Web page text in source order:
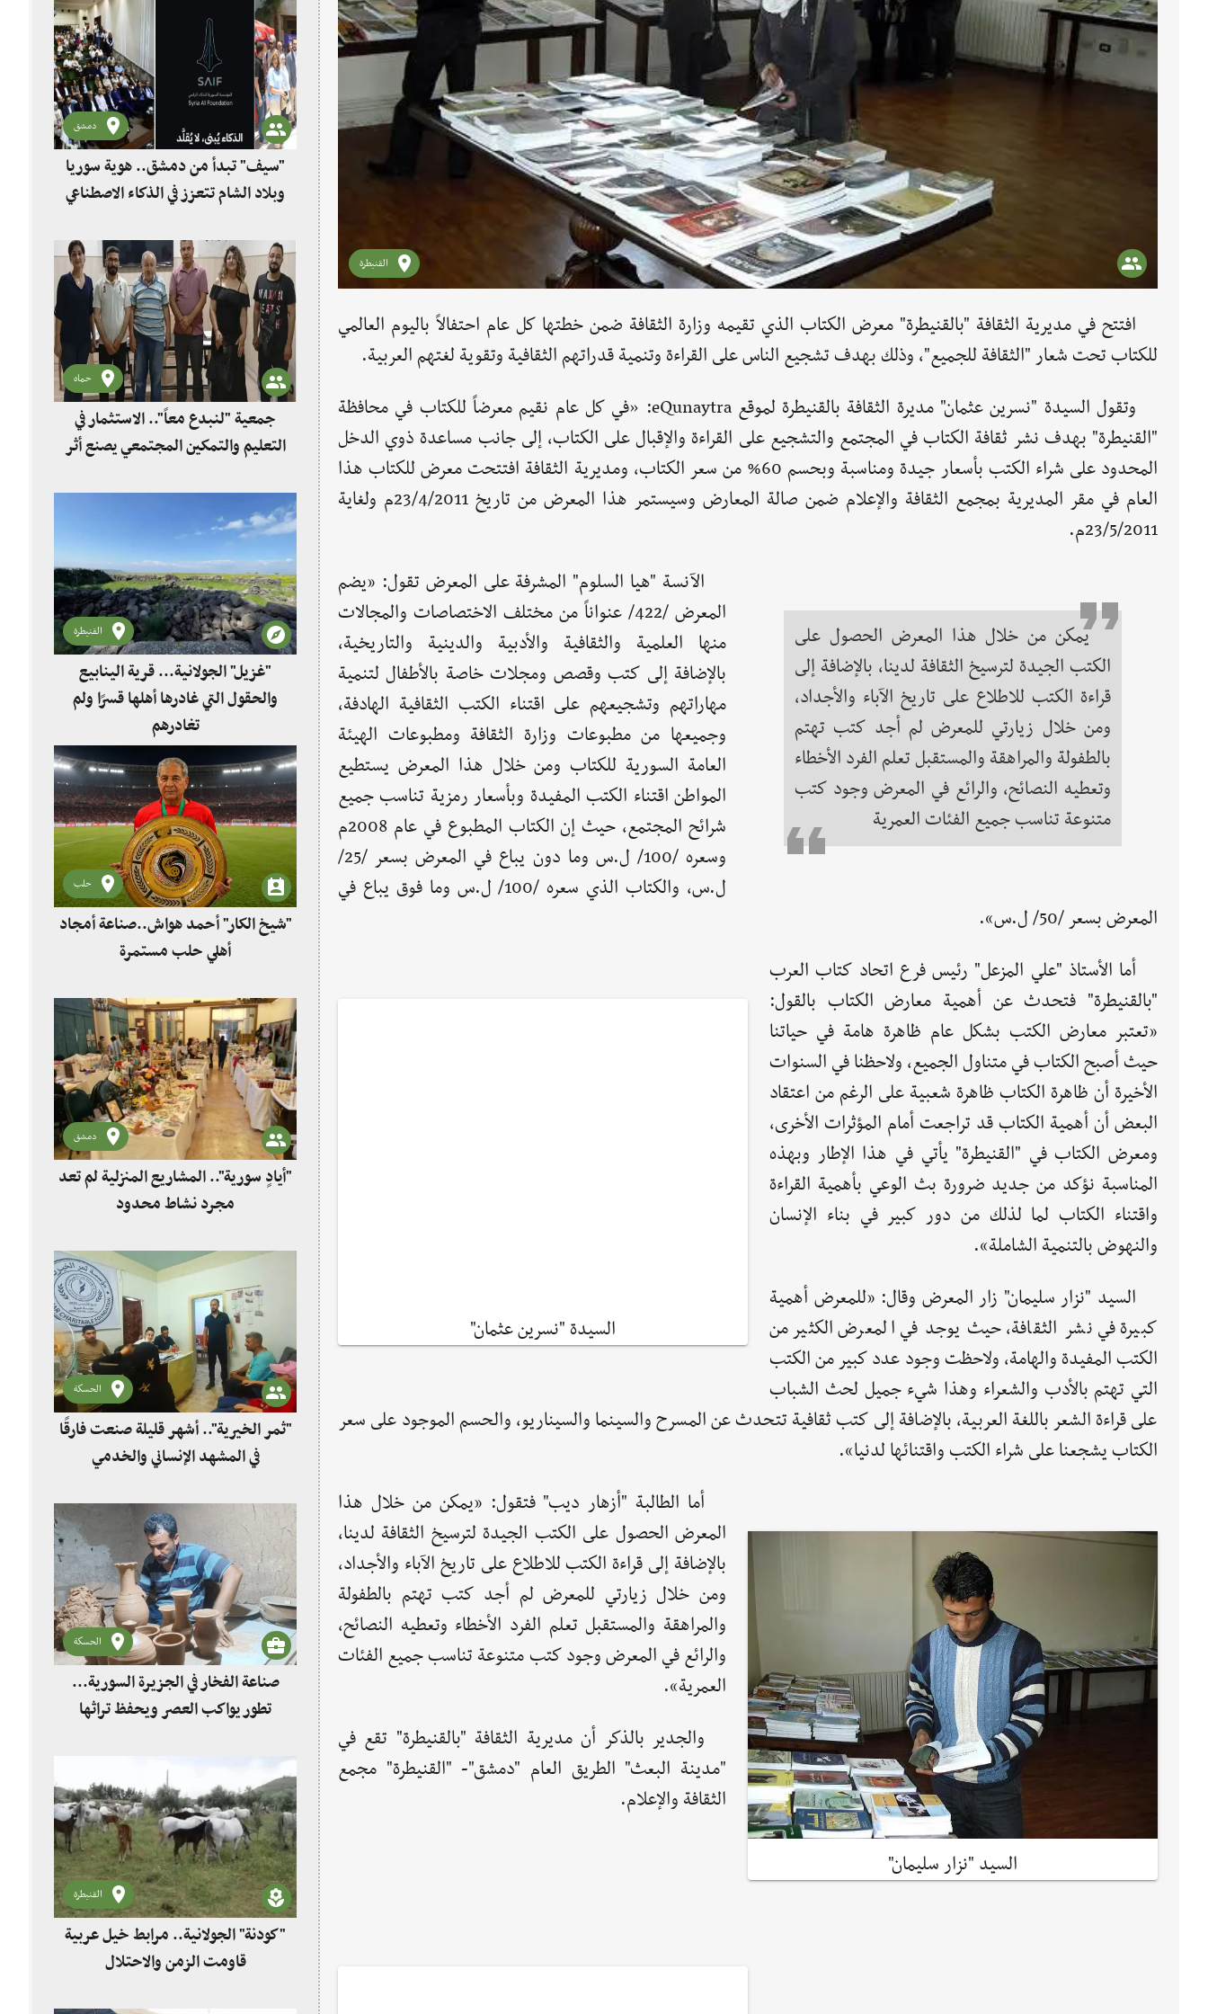
القنيطرة
افتتح في مديرية الثقافة "بالقنيطرة" معرض الكتاب الذي تقيمه وزارة الثقافة ضمن خطتها كل عام احتفالاً باليوم العالمي
للكتاب تحت شعار "الثقافة للجميع"، وذلك بهدف تشجيع الناس على القراءة وتنمية قدراتهم الثقافية وتقوية لغتهم العربية.
وتقول السيدة "نسرين عثمان" مديرة الثقافة بالقنيطرة لموقع eQunaytra: «في كل عام نقيم معرضاً للكتاب في محافظة
"القنيطرة" بهدف نشر ثقافة الكتاب في المجتمع والتشجيع على القراءة والإقبال على الكتاب، إلى جانب مساعدة ذوي الدخل
المحدود على شراء الكتب بأسعار جيدة ومناسبة وبحسم 60% من سعر الكتاب، ومديرية الثقافة افتتحت معرض للكتاب هذا
العام في مقر المديرية بمجمع الثقافة والإعلام ضمن صالة المعارض وسيستمر هذا المعرض من تاريخ 23/4/2011م ولغاية
23/5/2011م.
يمكن من خلال هذا المعرض الحصول على
الكتب الجيدة لترسيخ الثقافة لدينا، بالإضافة إلى
قراءة الكتب للاطلاع على تاريخ الآباء والأجداد،
ومن خلال زيارتي للمعرض لم أجد كتب تهتم
بالطفولة والمراهقة والمستقبل تعلم الفرد الأخطاء
وتعطيه النصائح، والرائع في المعرض وجود كتب
متنوعة تناسب جميع الفئات العمرية
الآنسة "هيا السلوم" المشرفة على المعرض تقول: «يضم
المعرض /422/ عنواناً من مختلف الاختصاصات والمجالات
منها العلمية والثقافية والأدبية والدينية والتاريخية،
بالإضافة إلى كتب وقصص ومجلات خاصة بالأطفال لتنمية
مهاراتهم وتشجيعهم على اقتناء الكتب الثقافية الهادفة،
وجميعها من مطبوعات وزارة الثقافة ومطبوعات الهيئة
العامة السورية للكتاب ومن خلال هذا المعرض يستطيع
المواطن اقتناء الكتب المفيدة وبأسعار رمزية تناسب جميع
شرائح المجتمع، حيث إن الكتاب المطبوع في عام 2008م
وسعره /100/ ل.س وما دون يباع في المعرض بسعر /25/
ل.س، والكتاب الذي سعره /100/ ل.س وما فوق يباع في
المعرض بسعر /50/ ل.س».
السيدة "نسرين عثمان"
أما الأستاذ "علي المزعل" رئيس فرع اتحاد كتاب العرب
"بالقنيطرة" فتحدث عن أهمية معارض الكتاب بالقول:
«تعتبر معارض الكتب بشكل عام ظاهرة هامة في حياتنا
حيث أصبح الكتاب في متناول الجميع، ولاحظنا في السنوات
الأخيرة أن ظاهرة الكتاب ظاهرة شعبية على الرغم من اعتقاد
البعض أن أهمية الكتاب قد تراجعت أمام المؤثرات الأخرى،
ومعرض الكتاب في "القنيطرة" يأتي في هذا الإطار وبهذه
المناسبة نؤكد من جديد ضرورة بث الوعي بأهمية القراءة
واقتناء الكتاب لما لذلك من دور كبير في بناء الإنسان
والنهوض بالتنمية الشاملة».
السيد "نزار سليمان" زار المعرض وقال: «للمعرض أهمية
كبيرة في نشر الثقافة، حيث يوجد في المعرض الكثير من
الكتب المفيدة والهامة، ولاحظت وجود عدد كبير من الكتب
التي تهتم بالأدب والشعراء وهذا شيء جميل لحث الشباب
على قراءة الشعر باللغة العربية، بالإضافة إلى كتب ثقافية تتحدث عن المسرح والسينما والسيناريو، والحسم الموجود على سعر
الكتاب يشجعنا على شراء الكتب واقتنائها لدنيا».
السيد "نزار سليمان"
أما الطالبة "أزهار ديب" فتقول: «يمكن من خلال هذا
المعرض الحصول على الكتب الجيدة لترسيخ الثقافة لدينا،
بالإضافة إلى قراءة الكتب للاطلاع على تاريخ الآباء والأجداد،
ومن خلال زيارتي للمعرض لم أجد كتب تهتم بالطفولة
والمراهقة والمستقبل تعلم الفرد الأخطاء وتعطيه النصائح،
والرائع في المعرض وجود كتب متنوعة تناسب جميع الفئات
العمرية».
والجدير بالذكر أن مديرية الثقافة "بالقنيطرة" تقع في
"مدينة البعث" الطريق العام "دمشق"- "القنيطرة" مجمع
الثقافة والإعلام.
دمشق
"سيف" تبدأ من دمشق.. هوية سوريا
وبلاد الشام تتعزز في الذكاء الاصطناعي
حماه
جمعية "لنبدع معاً".. الاستثمار في
التعليم والتمكين المجتمعي يصنع أثر
القنيطرة
"غزيل" الجولانية... قرية الينابيع
والحقول التي غادرها أهلها قسرًا ولم
تغادرهم
حلب
"شيخ الكار" أحمد هواش..صناعة أمجاد
أهلي حلب مستمرة
دمشق
"أيادٍ سورية".. المشاريع المنزلية لم تعد
مجرد نشاط محدود
الحسكة
"ثمر الخيرية".. أشهر قليلة صنعت فارقًا
في المشهد الإنساني والخدمي
الحسكة
صناعة الفخار في الجزيرة السورية...
تطور يواكب العصر ويحفظ تراثها
القنيطرة
"كودنة" الجولانية.. مرابط خيل عربية
قاومت الزمن والاحتلال